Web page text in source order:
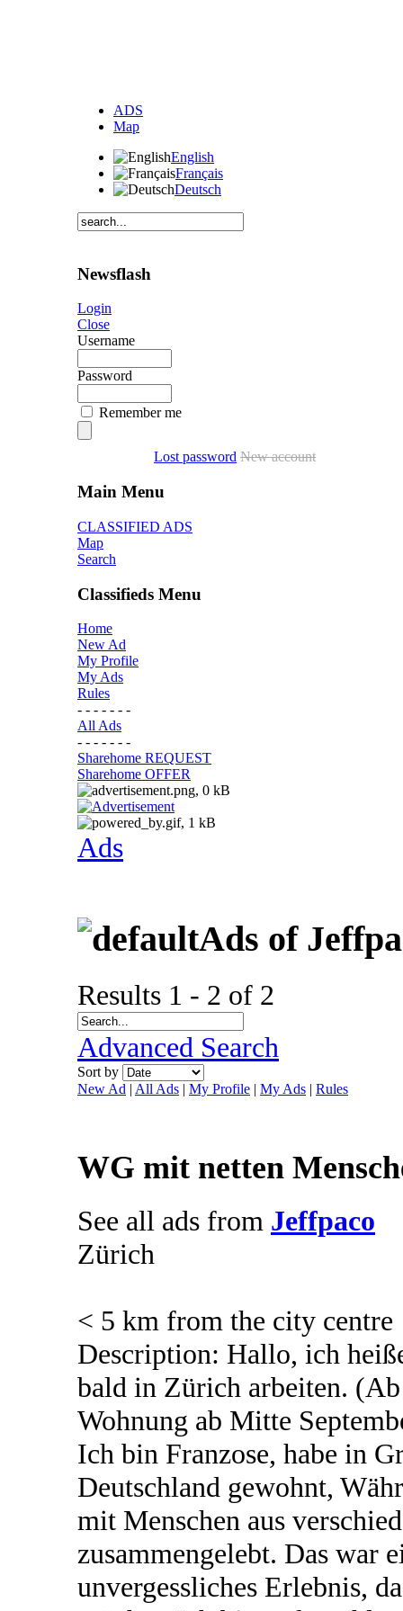
ADS
Map
English
Français
Deutsch
Newsflash
Login
Close
Username
Password
Remember me
Lost password New account
Main Menu
CLASSIFIED ADS
Map
Search
Classifieds Menu
Home
New Ad
My Profile
My Ads
Rules
- - - - - - -
All Ads
- - - - - - -
Sharehome REQUEST
Sharehome OFFER
Ads
Ads of
Results 1 - 2 of 2
Advanced Search
Sort by
New Ad | All Ads | My Profile | My Ads | Rules
WG mit netten
See all ads from Jeffpaco
Zürich
< 5 km from the city centre
Description: Hallo, ich
bald in Zürich arbeiten.
Wohnung ab Mitte
Ich bin Franzose, habe in
Deutschland gewohnt,
mit Menschen aus
zusammengelebt. Das war
unvergessliches Erlebnis,